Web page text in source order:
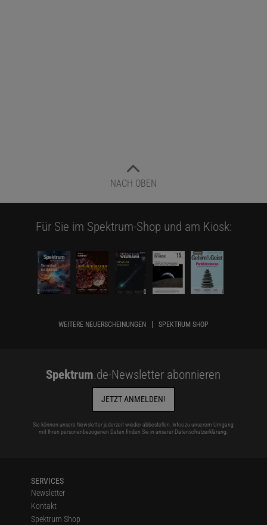
NACH OBEN
Für Sie im Spektrum-Shop und am Kiosk:
WEITERE NEUERSCHEINUNGEN SPEKTRUM SHOP
Spektrum.de-Newsletter abonnieren
JETZT ANMELDEN!
Sie können unsere Newsletter jederzeit wieder abbestellen. Infos zu unserem Umgang
mit Ihren personenbezogenen Daten finden Sie in unserer Datenschutzerklärung
SERVICES
Newsletter
Kontakt
Spektrum Shop